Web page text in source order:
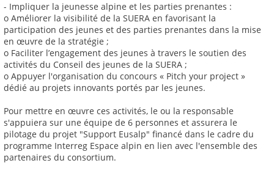
- Impliquer la jeunesse alpine et les parties prenantes :
o Améliorer la visibilité de la SUERA en favorisant la
participation des jeunes et des parties prenantes dans la mise
en œuvre de la stratégie ;
o Faciliter l’engagement des jeunes à travers le soutien des
activités du Conseil des jeunes de la SUERA ;
o Appuyer l'organisation du concours « Pitch your project »
dédié au projets innovants portés par les jeunes.
Pour mettre en œuvre ces activités, le ou la responsable
s'appuiera sur une équipe de 6 personnes et assurera le
pilotage du projet "Support Eusalp" financé dans le cadre du
programme Interreg Espace alpin en lien avec l'ensemble des
partenaires du consortium.